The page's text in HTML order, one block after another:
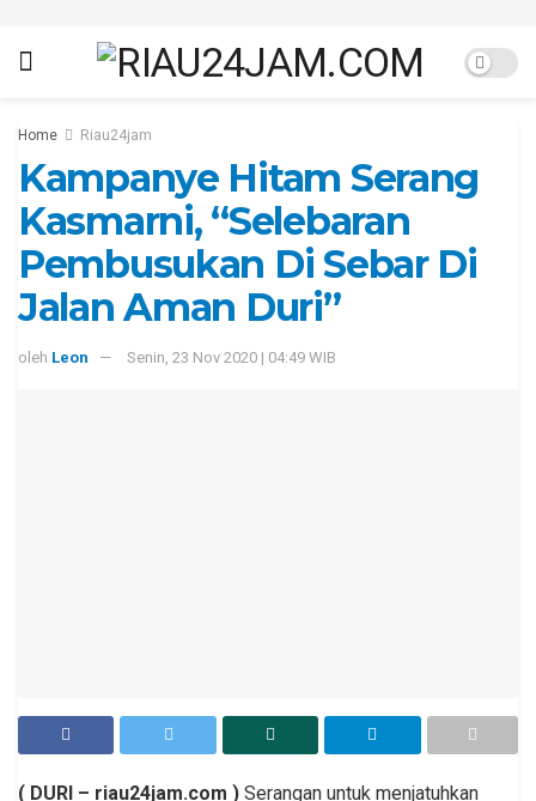
Home Riau24jam
Kampanye Hitam Serang
Kasmarni, “Selebaran
Pembusukan Di Sebar Di
Jalan Aman Duri”
oleh Leon Senin, 23 Nov 2020 | 04:49 WIB
( DURI – riau24jam.com ) Serangan untuk menjatuhkan